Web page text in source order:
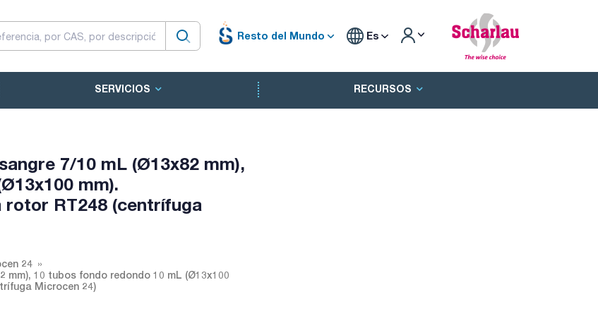
Resto del Mundo Es
SERVICIOS RECURSOS
7/10 mL (Ø13x82 mm),
mm).
rotor RT248 (centrífuga
24
mm), 10 tubos fondo redondo 10 mL (Ø13x100
Microcen 24)